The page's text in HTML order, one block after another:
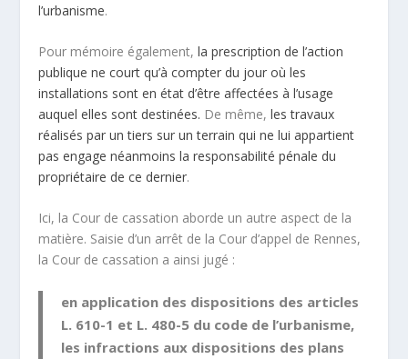
l’urbanisme.
Pour mémoire également,la prescription de l’action
publique ne court qu’à compter du jour où les
installations sont en état d’être affectées à l’usage
auquel elles sont destinées. De même,les travaux
réalisés par un tiers sur un terrain qui ne lui appartient
pas engage néanmoins la responsabilité pénale du
propriétaire de ce dernier.
Ici, la Cour de cassation aborde un autre aspect de la
matière. Saisie d’un arrêt de la Cour d’appel de Rennes,
la Cour de cassation a ainsi jugé :
en application des dispositions des articles
L. 610-1 et L. 480-5 du code de l’urbanisme,
les infractions aux dispositions des plans